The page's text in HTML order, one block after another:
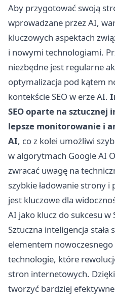
Aby przygotować swoją
wprowadzane przez AI,
kluczowych aspektach
i nowymi technologiami.
niezbędne jest regularne
optymalizacja pod kątem
kontekście SEO w erze AI.
SEO oparte na
lepsze monitorowanie i
AI, co z kolei umożliwi
w algorytmach Google AI
zwracać uwagę na
szybkie ładowanie strony
jest kluczowe dla
AI jako klucz do sukcesu w
Sztuczna inteligencja stała
elementem nowoczesnego
technologie, które
stron internetowych.
tworzyć bardziej